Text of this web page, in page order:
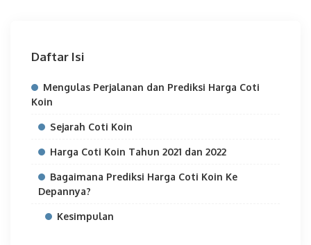
Daftar Isi
Mengulas Perjalanan dan Prediksi Harga Coti
Koin
Sejarah Coti Koin
Harga Coti Koin Tahun 2021 dan 2022
Bagaimana Prediksi Harga Coti Koin Ke
Depannya?
Kesimpulan